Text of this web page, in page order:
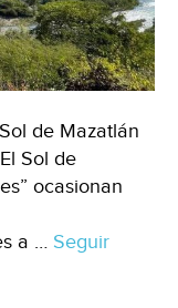
de Mazatlán
Sol de
ocasionan
a … Seguir